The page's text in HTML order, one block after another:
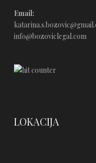
Email:
info@bozoviclegal.com
LOKACIJA